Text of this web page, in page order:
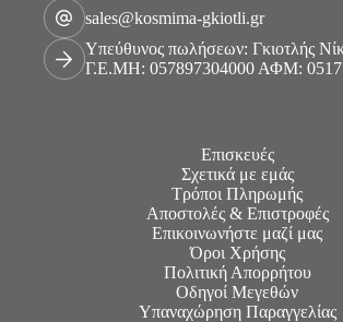
sales@kosmima-gkiotli.gr
Υπεύθυνος πωλήσεων: Γκιοτλής
Γ.Ε.ΜΗ: 057897304000 ΑΦΜ:
Επισκευές
Σχετικά με εμάς
Τρόποι Πληρωμής
Αποστολές & Επιστροφές
Επικοινωνήστε μαζί μας
Όροι Χρήσης
Πολιτική Απορρήτου
Οδηγοί Μεγεθών
Υπαναχώρηση Παραγγελίας